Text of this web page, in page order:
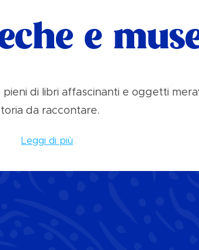
e
di libri affascinanti e oggetti
da raccontare.
Leggi di più